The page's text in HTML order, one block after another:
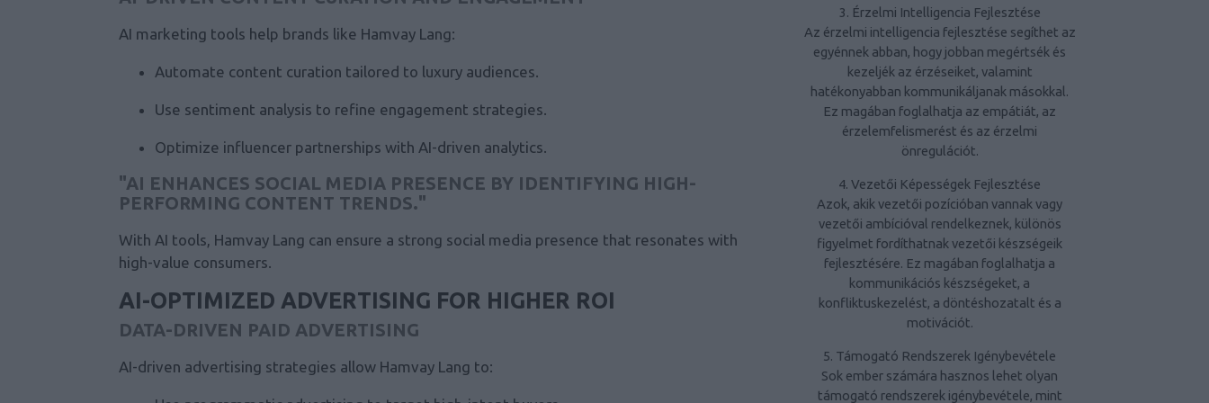
AI marketing tools help brands like Hamvay Lang:
Automate content curation tailored to luxury audiences.
Use sentiment analysis to refine engagement strategies.
Optimize influencer partnerships with AI-driven analytics.
"AI ENHANCES SOCIAL MEDIA PRESENCE BY IDENTIFYING HIGH-
PERFORMING CONTENT TRENDS."
With AI tools, Hamvay Lang can ensure a strong social media presence that resonates with
high-value consumers.
AI-OPTIMIZED ADVERTISING FOR HIGHER ROI
DATA-DRIVEN PAID ADVERTISING
AI-driven advertising strategies allow Hamvay Lang to:
3. Érzelmi Intelligencia Fejlesztése
Az érzelmi intelligencia fejlesztése segíthet az
egyénnek abban, hogy jobban megértsék és
kezeljék az érzéseiket, valamint
hatékonyabban kommunikáljanak másokkal.
Ez magában foglalhatja az empátiát, az
érzelemfelismerést és az érzelmi
önregulációt.
4. Vezetői Képességek Fejlesztése
Azok, akik vezetői pozícióban vannak vagy
vezetői ambícióval rendelkeznek, különös
figyelmet fordíthatnak vezetői készségeik
fejlesztésére. Ez magában foglalhatja a
kommunikációs készségeket, a
konfliktuskezelést, a döntéshozatalt és a
motivációt.
5. Támogató Rendszerek Igénybevétele
Sok ember számára hasznos lehet olyan
támogató rendszerek igénybevétele, mint